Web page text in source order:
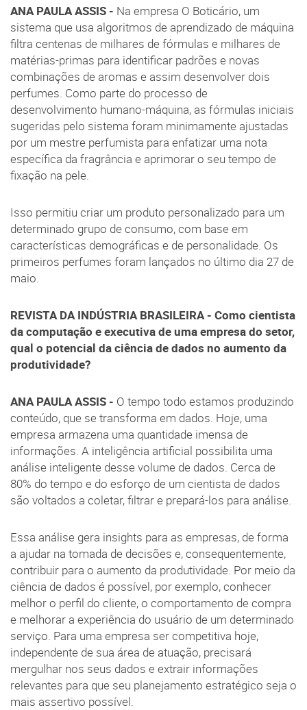
ANA PAULA ASSIS - Na empresa O Boticário, um
sistema que usa algoritmos de aprendizado de máquina
filtra centenas de milhares de fórmulas e milhares de
matérias-primas para identificar padrões e novas
combinações de aromas e assim desenvolver dois
perfumes. Como parte do processo de
desenvolvimento humano-máquina, as fórmulas iniciais
sugeridas pelo sistema foram minimamente ajustadas
por um mestre perfumista para enfatizar uma nota
específica da fragrância e aprimorar o seu tempo de
fixação na pele.
Isso permitiu criar um produto personalizado para um
determinado grupo de consumo, com base em
características demográficas e de personalidade. Os
primeiros perfumes foram lançados no último dia 27 de
maio.
REVISTA DA INDÚSTRIA BRASILEIRA - Como cientista
da computação e executiva de uma empresa do setor,
qual o potencial da ciência de dados no aumento da
produtividade?
ANA PAULA ASSIS - O tempo todo estamos produzindo
conteúdo, que se transforma em dados. Hoje, uma
empresa armazena uma quantidade imensa de
informações. A inteligência artificial possibilita uma
análise inteligente desse volume de dados. Cerca de
80% do tempo e do esforço de um cientista de dados
são voltados a coletar, filtrar e prepará-los para análise.
Essa análise gera insights para as empresas, de forma
a ajudar na tomada de decisões e, consequentemente,
contribuir para o aumento da produtividade. Por meio da
ciência de dados é possível, por exemplo, conhecer
melhor o perfil do cliente, o comportamento de compra
e melhorar a experiência do usuário de um determinado
serviço. Para uma empresa ser competitiva hoje,
independente de sua área de atuação, precisará
mergulhar nos seus dados e extrair informações
relevantes para que seu planejamento estratégico seja o
mais assertivo possível.